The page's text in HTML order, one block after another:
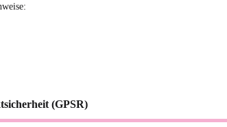
(GPSR)